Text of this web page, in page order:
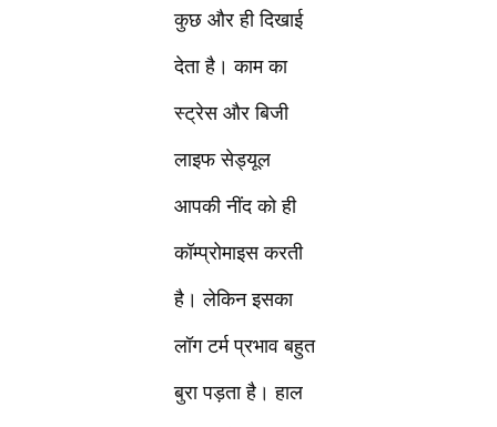
कुछ और ही दिखाई
देता है। काम का
स्ट्रेस और बिजी
लाइफ सेड्यूल
आपकी नींद को ही
कॉम्प्रोमाइस करती
है। लेकिन इसका
लॉग टर्म प्रभाव बहुत
बुरा पड़ता है। हाल